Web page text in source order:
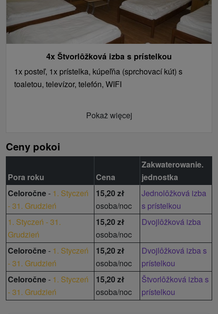
4x Štvorlôžková izba s prístelkou
1x posteľ, 1x prístelka, kúpeľňa (sprchovací kút) s
toaletou, televízor, telefón, WIFI
Pokaż więcej
Ceny pokoi
Pora roku Cena
Zakwaterowanie.
jednostka
Celoročne- 1. Styczeń
- 31. Grudzień
15,20 zł
osoba/noc
Jednolôžková izba
s prístelkou
1. Styczeń - 31.
Grudzień
15,20 zł
osoba/noc
Dvojlôžková izba
Celoročne- 1. Styczeń
- 31. Grudzień
15,20 zł
osoba/noc
Dvojlôžková izba s
prístelkou
Celoročne- 1. Styczeń
- 31. Grudzień
15,20 zł
osoba/noc
Štvorlôžková izba s
prístelkou